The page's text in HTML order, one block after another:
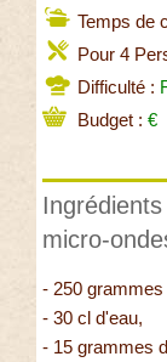
Temps de
Pour 4
Difficulté :
Budget : €
micro-
- 250 grammes
- 30 cl d'eau,
- 15 grammes